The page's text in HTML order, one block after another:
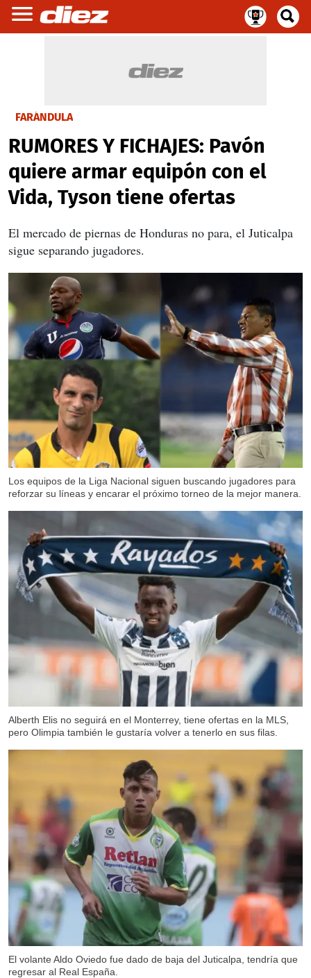
FARÁNDULA
RUMORES Y FICHAJES: Pavón
quiere armar equipón con el
Vida, Tyson tiene ofertas
El mercado de piernas de Honduras no para, el Juticalpa
sigue separando jugadores.
Los equipos de la Liga Nacional siguen buscando jugadores para
reforzar su líneas y encarar el próximo torneo de la mejor manera.
Alberth Elis no seguirá en el Monterrey, tiene ofertas en la MLS,
pero Olimpia también le gustaría volver a tenerlo en sus filas.
El volante Aldo Oviedo fue dado de baja del Juticalpa, tendría que
regresar al Real España.